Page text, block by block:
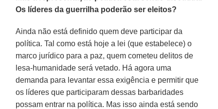
Os líderes da guerrilha poderão ser eleitos?
Ainda não está definido quem deve participar da
política. Tal como está hoje a lei (que estabelece) o
marco jurídico para a paz, quem cometeu delitos de
lesa-humanidade será vetado. Há agora uma
demanda para levantar essa exigência e permitir que
os líderes que participaram dessas barbaridades
possam entrar na política. Mas isso ainda está sendo